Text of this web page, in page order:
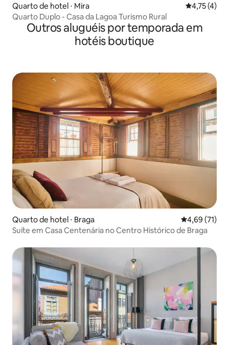
Quarto de hotel ⋅ Mira 4,75 de
4,75 (4)
Quarto Duplo - Casa da Lagoa Turismo Rural
Outros aluguéis por temporada em
hotéis boutique
Quarto de hotel ⋅ Braga 4,69 de uma
4,69 (71)
Suíte em Casa Centenária no Centro Histórico de Braga